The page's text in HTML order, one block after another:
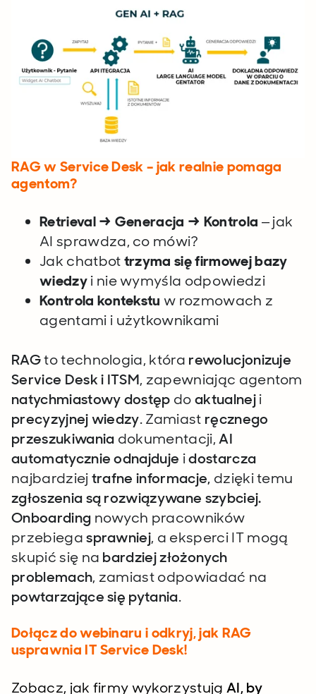
RAG w Service Desk – jak realnie pomaga
agentom?
Retrieval → Generacja → Kontrola – jak
AI sprawdza, co mówi?
Jak chatbottrzyma się firmowej bazy
wiedzyi nie wymyśla odpowiedzi
Kontrola kontekstu w rozmowach z
agentami i użytkownikami
RAGto technologia, która rewolucjonizuje
Service Desk i ITSM, zapewniając agentom
natychmiastowy dostęp doaktualneji
precyzyjnej wiedzy. Zamiast ręcznego
przeszukiwania dokumentacji,AI
automatycznie odnajduje idostarcza
najbardziejtrafne informacje, dzięki temu
zgłoszenia są rozwiązywane szybciej.
Onboarding nowych pracowników
przebiegasprawniej, a eksperci ITmogą
skupić się na bardziej złożonych
problemach, zamiast odpowiadać na
powtarzające się pytania.
Dołącz do webinaru i odkryj, jak RAG
usprawnia IT Service Desk!
Zobacz, jak firmy wykorzystują AI, by